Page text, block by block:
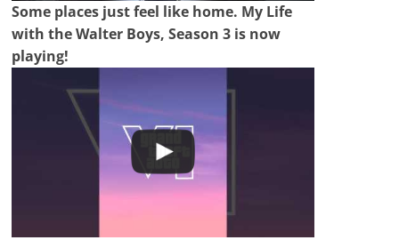
Some places just feel like home. My Life
with the Walter Boys, Season 3 is now
playing!